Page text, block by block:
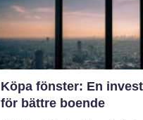
Köpa fönster: En
för bättre boende